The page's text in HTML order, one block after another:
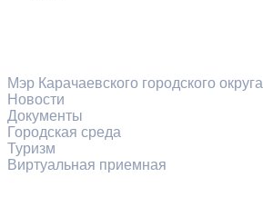
Мэр Карачаевского городского округа
Новости
Документы
Городская среда
Туризм
Виртуальная приемная